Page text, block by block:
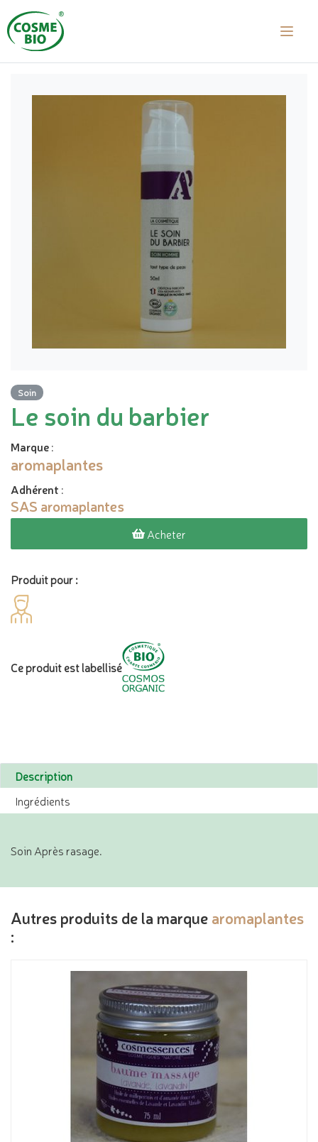
Soin
Le soin du barbier
Marque:
aromaplantes
Adhérent :
SAS aromaplantes
Acheter
Produit pour :
Ce produit est labellisé
Description
Ingrédients
Soin Après rasage.
Autres produits de la marque aromaplantes
: